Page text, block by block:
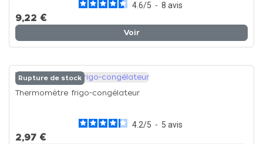
4.6/5 - 8 avis
9,22 €
Voir
Rupture de stock
Thermomètre frigo-congélateur
4.2/5 - 5 avis
2,97 €